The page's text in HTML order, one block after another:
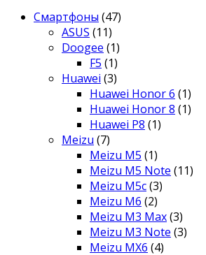
Смартфоны (47)
ASUS (11)
Doogee (1)
F5 (1)
Huawei (3)
Huawei Honor 6 (1)
Huawei Honor 8 (1)
Huawei P8 (1)
Meizu (7)
Meizu M5 (1)
Meizu M5 Note (11)
Meizu M5c(3)
Meizu M6 (2)
Meizu M3 Max(3)
Meizu M3 Note (3)
Meizu MX6 (4)